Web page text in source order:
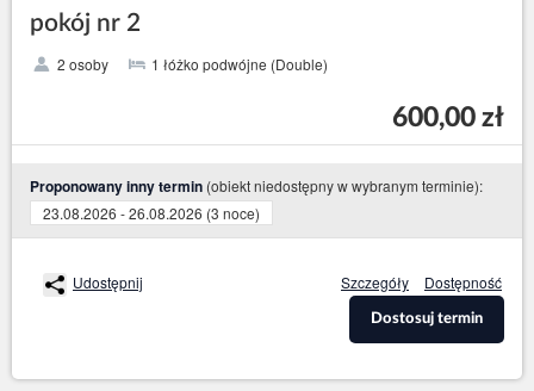
pokój nr 2
2 osoby 1 łóżko podwójne (Double)
600,00 zł
Proponowany inny termin (obiekt niedostępny w wybranym terminie):
23.08.2026 - 26.08.2026 (3 noce)
Udostępnij Szczegóły Dostępność
Dostosuj termin